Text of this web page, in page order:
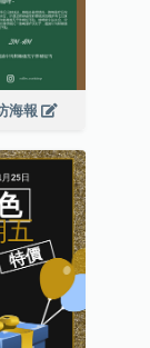
海報